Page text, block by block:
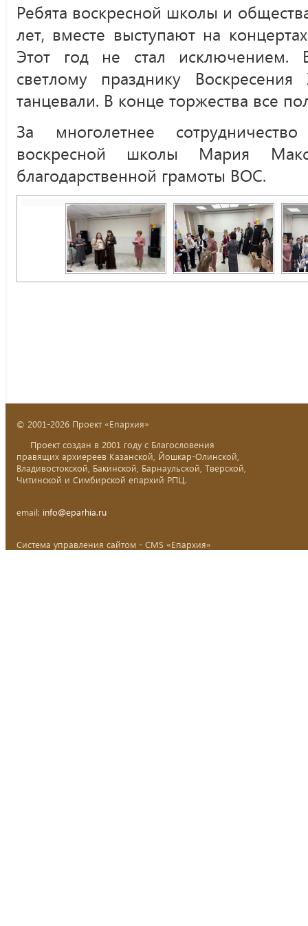
Ребята воскресной школы и
лет, вместе выступают на
Этот год не стал исключением.
светлому празднику
танцевали. В конце торжества все
За многолетнее
воскресной школы Мария
благодарственной грамоты ВОС.
© 2001-2026 Проект «Епархия»
Проект создан в 2001 году с Благословения
правящих архиереев Казанской, Йошкар-Олинской,
Владивостокской, Бакинской, Барнаульской, Тверской,
Читинской и Симбирской епархий РПЦ.
email: info@eparhia.ru
Система управления сайтом - CMS «Епархия»